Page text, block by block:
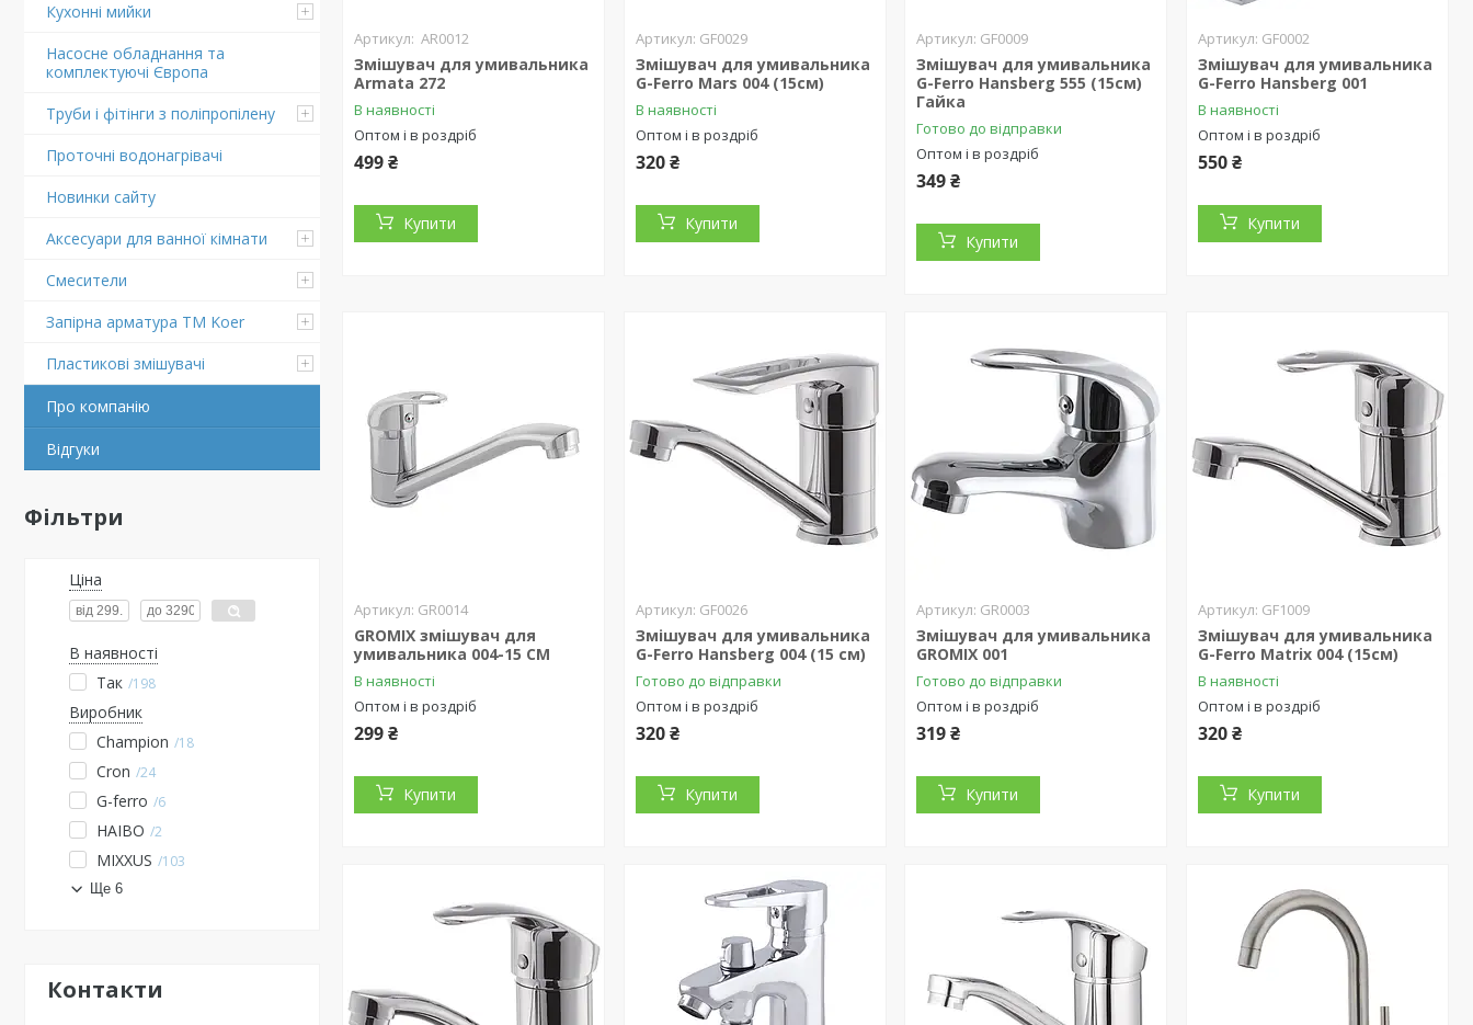
Кухонні мийки
Насосне обладнання та
комплектуючі Європа
Труби і фітінги з поліпропілену
Проточні водонагрівачі
Новинки сайту
Аксесуари для ванної кімнати
Смесители
Запірна арматура ТМ Koer
Пластикові змішувачі
Про компанію
Відгуки
Фільтри
Ціна
В наявності
Так 198
Виробник
Champion
18
Cron 24
G-ferro 6
HAIBO 2
MIXXUS 103
Ще 6
Контакти
AR0012
Змішувач для умивальника
Armata 272
В наявності
Оптом і в роздріб
499 ₴
Купити
GF0029
Змішувач для умивальника
G-Ferro Mars 004 (15см)
В наявності
Оптом і в роздріб
320 ₴
Купити
GF0009
Змішувач для умивальника
G-Ferro Hansberg 555 (15см)
Гайка
Готово до відправки
Оптом і в роздріб
349 ₴
Купити
GF0002
Змішувач для умивальника
G-Ferro Hansberg 001
В наявності
Оптом і в роздріб
550 ₴
Купити
GR0014
GROMIX змішувач для
умивальника 004-15 CM
В наявності
Оптом і в роздріб
299 ₴
Купити
GF0026
Змішувач для умивальника
G-Ferro Hansberg 004 (15 см)
Готово до відправки
Оптом і в роздріб
320 ₴
Купити
GR0003
Змішувач для умивальника
GROMIX 001
Готово до відправки
Оптом і в роздріб
319 ₴
Купити
GF1009
Змішувач для умивальника
G-Ferro Matrix 004 (15см)
В наявності
Оптом і в роздріб
320 ₴
Купити